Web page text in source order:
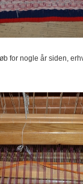
for nogle år siden,